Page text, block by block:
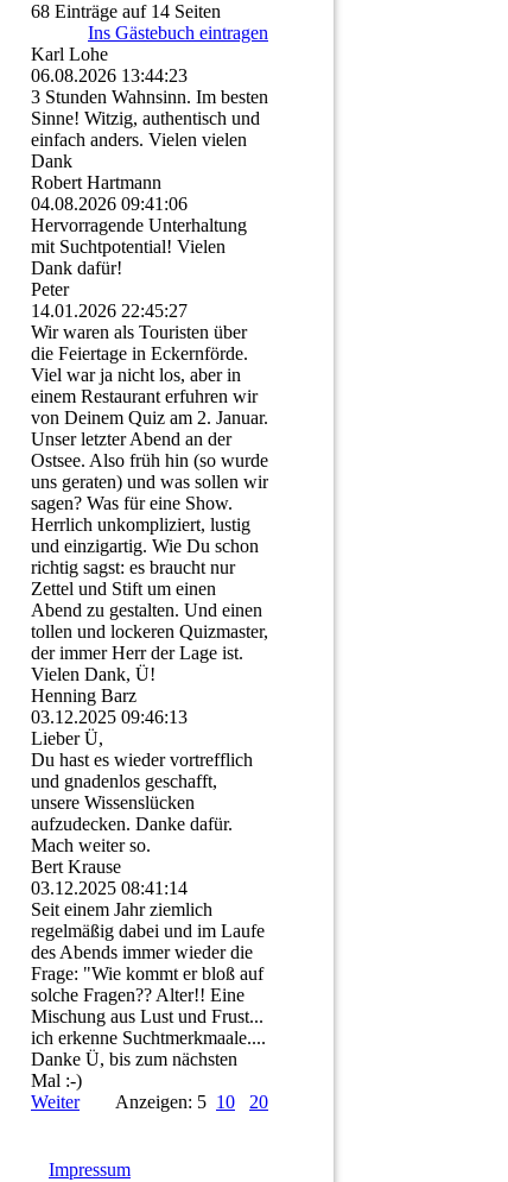
68 Einträge auf 14 Seiten
Ins Gästebuch eintragen
Karl Lohe
06.08.2026 13:44:23
3 Stunden Wahnsinn. Im besten
Sinne! Witzig, authentisch und
einfach anders. Vielen vielen
Dank
Robert Hartmann
04.08.2026 09:41:06
Hervorragende Unterhaltung
mit Suchtpotential! Vielen
Dank dafür!
Peter
14.01.2026 22:45:27
Wir waren als Touristen über
die Feiertage in Eckernförde.
Viel war ja nicht los, aber in
einem Restaurant erfuhren wir
von Deinem Quiz am 2. Januar.
Unser letzter Abend an der
Ostsee. Also früh hin (so wurde
uns geraten) und was sollen wir
sagen? Was für eine Show.
Herrlich unkompliziert, lustig
und einzigartig. Wie Du schon
richtig sagst: es braucht nur
Zettel und Stift um einen
Abend zu gestalten. Und einen
tollen und lockeren Quizmaster,
der immer Herr der Lage ist.
Vielen Dank, Ü!
Henning Barz
03.12.2025 09:46:13
Lieber Ü,
Du hast es wieder vortrefflich
und gnadenlos geschafft,
unsere Wissenslücken
aufzudecken. Danke dafür.
Mach weiter so.
Bert Krause
03.12.2025 08:41:14
Seit einem Jahr ziemlich
regelmäßig dabei und im Laufe
des Abends immer wieder die
Frage: "Wie kommt er bloß auf
solche Fragen?? Alter!! Eine
Mischung aus Lust und Frust...
ich erkenne Suchtmerkmaale....
Danke Ü, bis zum nächsten
Mal :-)
Weiter
Anzeigen: 5 10 20
Impressum